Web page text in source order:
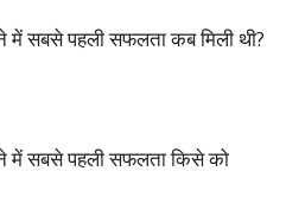
सबसे पहली सफलता कब मिली थी?
सबसे पहली सफलता किसे को